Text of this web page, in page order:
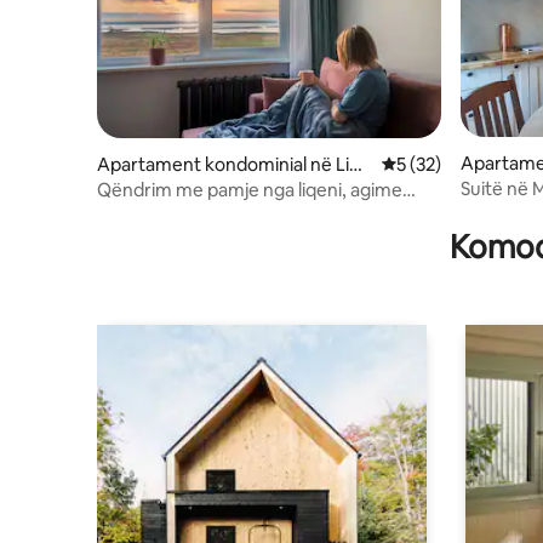
Apartament kondominial në Liep
āja
Vlerësimi mesatar
5 (32)
Qëndrim me pamje nga liqeni, agime
Suitë në